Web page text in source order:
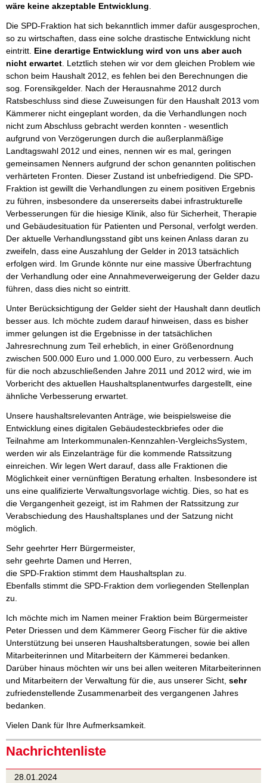
wäre keine akzeptable Entwicklung.
Die SPD-Fraktion hat sich bekanntlich immer dafür ausgesprochen,
so zu wirtschaften, dass eine solche drastische Entwicklung nicht
eintritt. Eine derartige Entwicklung wird von uns aber auch
nicht erwartet. Letztlich stehen wir vor dem gleichen Problem wie
schon beim Haushalt 2012, es fehlen bei den Berechnungen die
sog. Forensikgelder. Nach der Herausnahme 2012 durch
Ratsbeschluss sind diese Zuweisungen für den Haushalt 2013 vom
Kämmerer nicht eingeplant worden, da die Verhandlungen noch
nicht zum Abschluss gebracht werden konnten - wesentlich
aufgrund von Verzögerungen durch die außerplanmäßige
Landtagswahl 2012 und eines, nennen wir es mal, geringen
gemeinsamen Nenners aufgrund der schon genannten politischen
verhärteten Fronten. Dieser Zustand ist unbefriedigend. Die SPD-
Fraktion ist gewillt die Verhandlungen zu einem positiven Ergebnis
zu führen, insbesondere da unsererseits dabei infrastrukturelle
Verbesserungen für die hiesige Klinik, also für Sicherheit, Therapie
und Gebäudesituation für Patienten und Personal, verfolgt werden.
Der aktuelle Verhandlungsstand gibt uns keinen Anlass daran zu
zweifeln, dass eine Auszahlung der Gelder in 2013 tatsächlich
erfolgen wird. Im Grunde könnte nur eine massive Überfrachtung
der Verhandlung oder eine Annahmeverweigerung der Gelder dazu
führen, dass dies nicht so eintritt.
Unter Berücksichtigung der Gelder sieht der Haushalt dann deutlich
besser aus. Ich möchte zudem darauf hinweisen, dass es bisher
immer gelungen ist die Ergebnisse in der tatsächlichen
Jahresrechnung zum Teil erheblich, in einer Größenordnung
zwischen 500.000 Euro und 1.000.000 Euro, zu verbessern. Auch
für die noch abzuschließenden Jahre 2011 und 2012 wird, wie im
Vorbericht des aktuellen Haushaltsplanentwurfes dargestellt, eine
ähnliche Verbesserung erwartet.
Unsere haushaltsrelevanten Anträge, wie beispielsweise die
Entwicklung eines digitalen Gebäudesteckbriefes oder die
Teilnahme am Interkommunalen-Kennzahlen-VergleichsSystem,
werden wir als Einzelanträge für die kommende Ratssitzung
einreichen. Wir legen Wert darauf, dass alle Fraktionen die
Möglichkeit einer vernünftigen Beratung erhalten. Insbesondere ist
uns eine qualifizierte Verwaltungsvorlage wichtig. Dies, so hat es
die Vergangenheit gezeigt, ist im Rahmen der Ratssitzung zur
Verabschiedung des Haushaltsplanes und der Satzung nicht
möglich.
Sehr geehrter Herr Bürgermeister,
sehr geehrte Damen und Herren,
die SPD-Fraktion stimmt dem Haushaltsplan zu.
Ebenfalls stimmt die SPD-Fraktion dem vorliegenden Stellenplan
zu.
Ich möchte mich im Namen meiner Fraktion beim Bürgermeister
Peter Driessen und dem Kämmerer Georg Fischer für die aktive
Unterstützung bei unseren Haushaltsberatungen, sowie bei allen
Mitarbeiterinnen und Mitarbeitern der Kämmerei bedanken.
Darüber hinaus möchten wir uns bei allen weiteren Mitarbeiterinnen
und Mitarbeitern der Verwaltung für die, aus unserer Sicht, sehr
zufriedenstellende Zusammenarbeit des vergangenen Jahres
bedanken.
Vielen Dank für Ihre Aufmerksamkeit.
Nachrichtenliste
28.01.2024